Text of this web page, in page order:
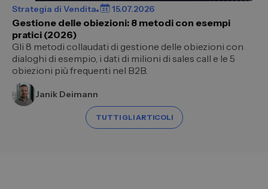
Strategia di Vendita 15.07.2026
Gestione delle obiezioni: 8 metodi con esempi
pratici (2026)
Gli 8 metodi collaudati di gestione delle obiezioni con
dialoghi di esempio, i dati di milioni di sales call e le 5
obiezioni più frequenti nel B2B.
Janik Deimann
TUTTI GLI ARTICOLI